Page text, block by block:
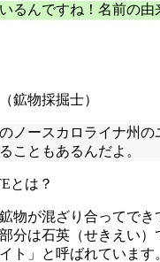
るんですね！名前の
鉱物採掘士）
ノースカロライナ州
こともあるんだよ。
とは？
物が混ざり合ってで
分は石英（せきえい
ト」と呼ばれていま